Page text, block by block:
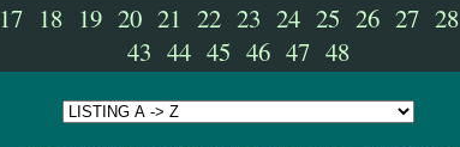
17 18 19 20 21 22 23 24 25 26 27 28
43 44 45 46 47 48